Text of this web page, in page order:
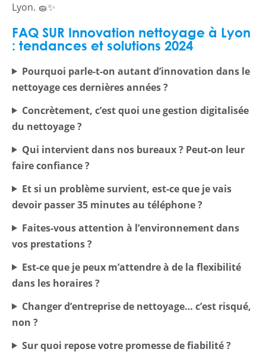
Lyon. 🧽✨
FAQ SUR Innovation nettoyage à Lyon
: tendances et solutions 2024
Pourquoi parle-t-on autant d’innovation dans le
nettoyage ces dernières années ?
Concrètement, c’est quoi une gestion digitalisée
du nettoyage ?
Qui intervient dans nos bureaux ? Peut-on leur
faire confiance ?
Et si un problème survient, est-ce que je vais
devoir passer 35 minutes au téléphone ?
Faites-vous attention à l’environnement dans
vos prestations ?
Est-ce que je peux m’attendre à de la flexibilité
dans les horaires ?
Changer d’entreprise de nettoyage… c’est risqué,
non ?
Sur quoi repose votre promesse de fiabilité ?